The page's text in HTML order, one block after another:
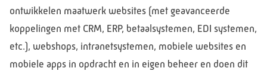
ontwikkelen maatwerk websites (met geavanceerde
koppelingen met CRM, ERP, betaalsystemen, EDI systemen,
etc.), webshops, intranetsystemen, mobiele websites en
mobiele apps in opdracht en in eigen beheer en doen dit